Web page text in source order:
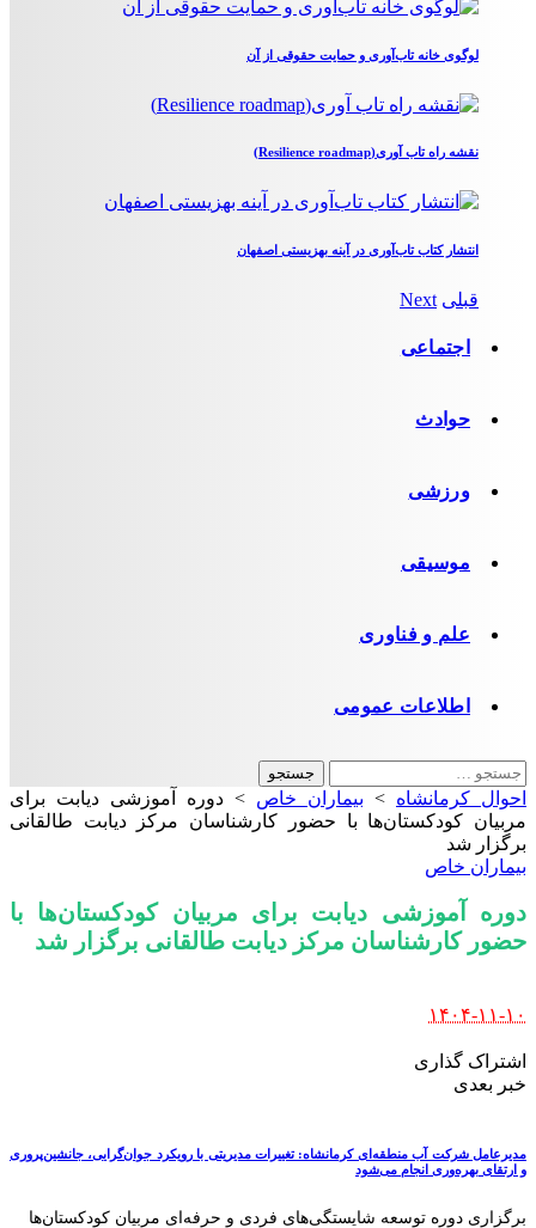
لوگوی خانه تاب‌آوری و حمایت حقوقی از آن
نقشه راه تاب آوری(Resilience roadmap)
انتشار کتاب تاب‌آوری در آینه بهزیستی اصفهان
قبلی Next
اجتماعی
حوادث
ورزشی
موسیقی
علم و فناوری
اطلاعات عمومی
جستجو
برای:
احوال کرمانشاه > بیماران خاص > دوره آموزشی دیابت برای
مربیان کودکستان‌ها با حضور کارشناسان مرکز دیابت طالقانی
برگزار شد
بیماران خاص
دوره آموزشی دیابت برای مربیان کودکستان‌ها با
حضور کارشناسان مرکز دیابت طالقانی برگزار شد
by
۱۴۰۴-۱۱-۱۰
اشتراک گذاری
خبر بعدی
مدیرعامل شرکت آب منطقه‌ای کرمانشاه: تغییرات مدیریتی با رویکرد جوان‌گرایی، جانشین‌پروری
و ارتقای بهره‌وری انجام می‌شود
برگزاری دوره توسعه شایستگی‌های فردی و حرفه‌ای مربیان کودکستان‌ها